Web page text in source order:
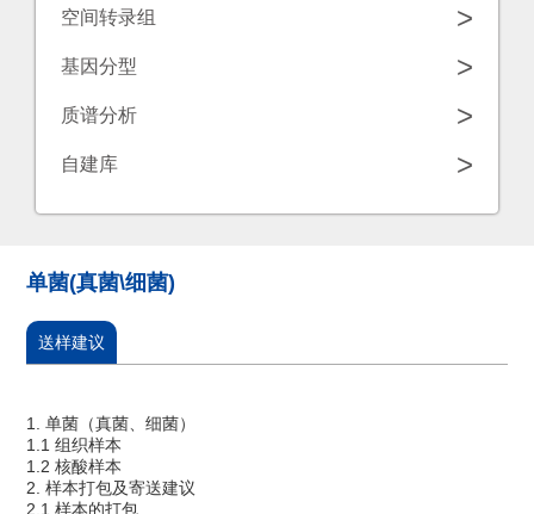
空间转录组 >
基因分型 >
质谱分析 >
自建库 >
单菌(真菌\细菌)
送样建议
1. 单菌（真菌、细菌）
1.1 组织样本
1.2 核酸样本
2. 样本打包及寄送建议
2.1 样本的打包